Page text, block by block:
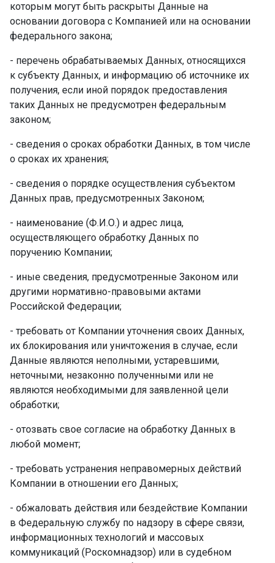
которым могут быть раскрыты Данные на
основании договора с Компанией или на основании
федерального закона;
- перечень обрабатываемых Данных, относящихся
к субъекту Данных, и информацию об источнике их
получения, если иной порядок предоставления
таких Данных не предусмотрен федеральным
законом;
- сведения о сроках обработки Данных, в том числе
о сроках их хранения;
- сведения о порядке осуществления субъектом
Данных прав, предусмотренных Законом;
- наименование (Ф.И.О.) и адрес лица,
осуществляющего обработку Данных по
поручению Компании;
- иные сведения, предусмотренные Законом или
другими нормативно-правовыми актами
Российской Федерации; ­
- требовать от Компании уточнения своих Данных,
их блокирования или уничтожения в случае, если
Данные являются неполными, устаревшими,
неточными, незаконно полученными или не
являются необходимыми для заявленной цели
обработки; ­
- отозвать свое согласие на обработку Данных в
любой момент; ­
- требовать устранения неправомерных действий
Компании в отношении его Данных; ­
- обжаловать действия или бездействие Компании
в Федеральную службу по надзору в сфере связи,
информационных технологий и массовых
коммуникаций (Роскомнадзор) или в судебном